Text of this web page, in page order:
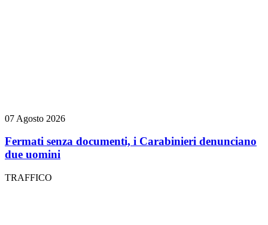
07 Agosto 2026
Fermati senza documenti, i Carabinieri denunciano
due uomini
TRAFFICO